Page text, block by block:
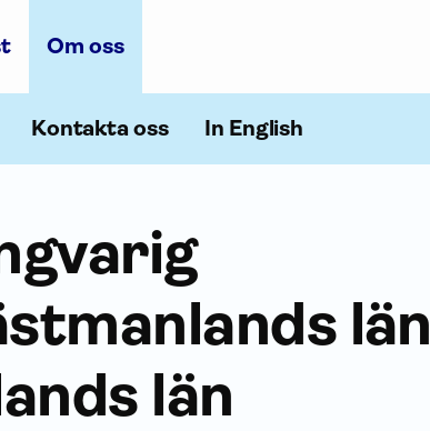
Om oss
Kontakta oss In English
län
län